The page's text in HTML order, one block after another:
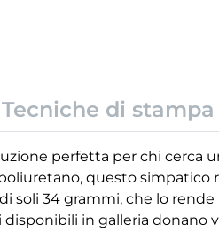
Tecniche di stampa
perfetta per chi
questo simpatico
soli 34 grammi, che lo
disponibili in galleria